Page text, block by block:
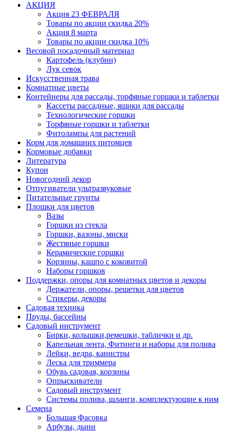
АКЦИЯ
Акция 23 ФЕВРАЛЯ
Товары по акции скидка 20%
Акция 8 марта
Товары по акции скидка 10%
Весовой посадочный материал
Картофель (клубни)
Лук севок
Искусственная трава
Комнатные цветы
Контейнеры для рассады, торфяные горшки и таблетки
Кассеты рассадные, ящики для рассады
Технологические горшки
Торфяные горшки и таблетки
Фитолампы для растений
Корм для домашних питомцев
Кормовые добавки
Литература
Купон
Новогодний декор
Отпугиватели ультразвуковые
Питательные грунты
Плошки для цветов
Вазы
Горшки из стекла
Горшки, вазоны, миски
Жестяные горшки
Керамические горшки
Корзины, кашпо с коковитой
Наборы горшков
Поддержки, опоры для комнатных цветов и декоры
Держатели, опоры, решетки для цветов
Стикеры, декоры
Садовая техника
Пруды, бассейны
Садовый инструмент
Бирки, колышки,ремешки, таблички и др.
Капельная лента, Фитинги и наборы для полива
Лейки, ведра, канистры
Леска для триммера
Обувь садовая, корзины
Опрыскиватели
Садовый инструмент
Системы полива, шланги, комплектующие к ним
Семена
Большая Фасовка
Арбузы, дыни